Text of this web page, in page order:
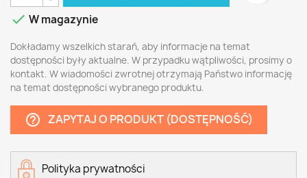
 W magazynie
Dokładamy wszelkich starań, aby informacje na temat
dostępności były aktualne. W przypadku wątpliwości, prosimy o
kontakt. W wiadomości zwrotnej otrzymają Państwo informację
na temat dostępności wybranego produktu.
help_outline ZAPYTAJ O PRODUKT (DOSTĘPNOŚĆ)
Polityka prywatności